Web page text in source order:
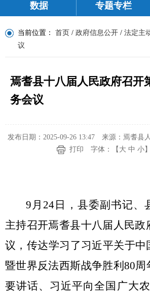
数据 专题专栏
当前位置： 首页 / 政府信息公开 / 法定主
议
焉耆县十八届人民政府召开
务会议
发布日期：2025-09-26 13:47
来源：焉耆县
打印
字体：【 大 中 小】
9 月 24 日，县委副书记、
主持召开焉耆县十八届人民政
议，传达学习 了习近平关于中
暨世界反法西斯战争胜利80周
要讲话、习近平向全国广大